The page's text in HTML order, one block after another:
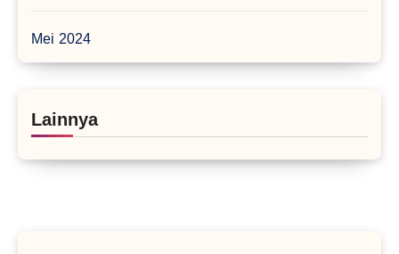
Mei 2024
Lainnya